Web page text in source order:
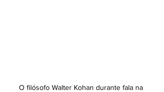
O filósofo Walter Kohan durante fala na